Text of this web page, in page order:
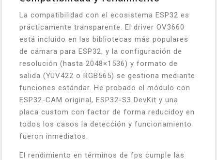
La compatibilidad con el ecosistema ESP32 es
prácticamente transparente. El driver OV3660
está incluido en las bibliotecas más populares
de cámara para ESP32, y la configuración de
resolución (hasta 2048×1536) y formato de
salida (YUV422 o RGB565) se gestiona mediante
funciones estándar. He probado el módulo con
ESP32-CAM original, ESP32-S3 DevKit y una
placa custom con factor de forma reducidoy en
todos los casos la detección y funcionamiento
fueron inmediatos.
El rendimiento en términos de fps cumple las